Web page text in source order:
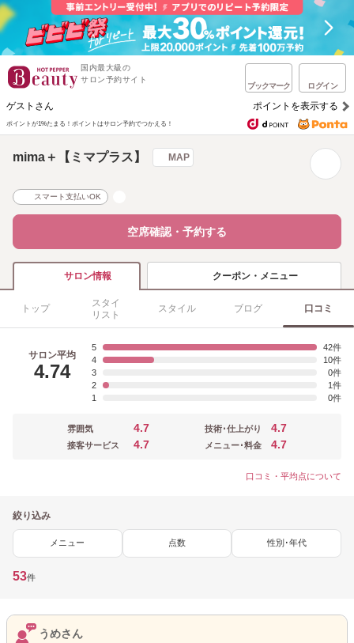
国内最大級の
サロン予約サイト
ブックマーク ログイン
ゲストさん ポイントを表示する
ポイントが1%たまる！ ポイントはサロン予約でつかえる！
mima＋【ミマプラス】 MAP
スマート支払いOK
空席確認・予約する
サロン情報 クーポン・メニュー
トップ
スタイ
リスト
スタイル ブログ 口コミ
サロン平均
4.74
5
42
4
10
3
0
2
1
1
0
雰囲気 4.7
接客サービス 4.7
技術･仕上がり 4.7
メニュー･料金 4.7
口コミ・平均点について
絞り込み
メニュー 点数 性別･年代
53件
うめさん